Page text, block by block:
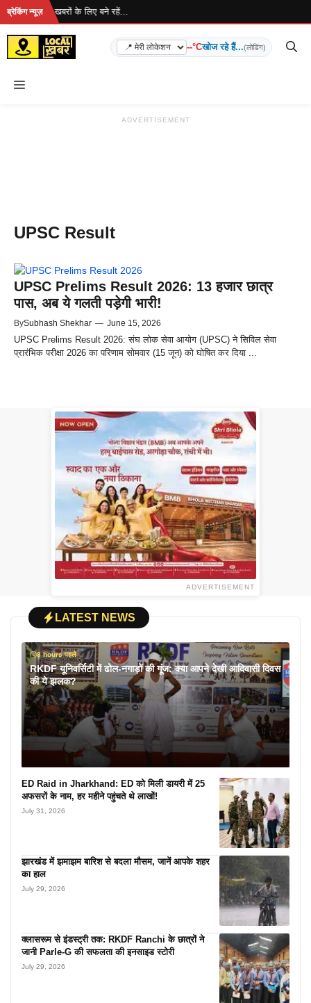
Skip
content
ब्रेकिंग न्यूज़
रहा है... ताज़ा खबरों के लिए बने रहें...
--°Cखोज रहे हैं...(लोडिंग)
Menu
ADVERTISEMENT
UPSC Result
UPSC Prelims Result 2026: 13 हजार छात्र
पास, अब ये गलती पड़ेगी भारी!
BySubhash Shekhar — June 15, 2026
UPSC Prelims Result 2026: संघ लोक सेवा आयोग (UPSC) ने सिविल सेवा
प्रारंभिक परीक्षा 2026 का परिणाम सोमवार (15 जून) को घोषित कर दिया ...
ADVERTISEMENT
LATEST NEWS
8 hours पहले
RKDF यूनिवर्सिटी में ढोल-नगाड़ों की गूंज: क्या आपने देखी आदिवासी दिवस
की ये झलक?
ED Raid in Jharkhand: ED को मिली डायरी में 25
अफसरों के नाम, हर महीने पहुंचते थे लाखों!
July 31, 2026
झारखंड में झमाझम बारिश से बदला मौसम, जानें आपके शहर
का हाल
July 29, 2026
क्लासरूम से इंडस्ट्री तक: RKDF Ranchi के छात्रों ने
जानी Parle-G की सफलता की इनसाइड स्टोरी
July 29, 2026